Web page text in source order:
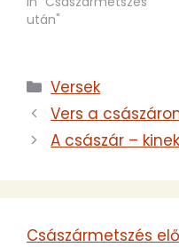
anyukának nehéz
babát. A nőknek akkor
a legnehezebb, ha
várandósságuk alatt
nagyon a háborítatlan
éppen nem…
után"
Kategória
Versek
Vers a
A császár –
Császármetszés